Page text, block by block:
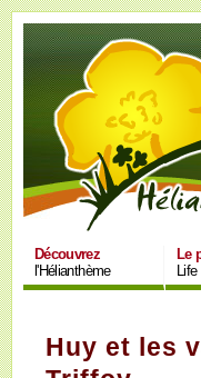
Découvrez
l'Hélianthème
Le
Huy et les